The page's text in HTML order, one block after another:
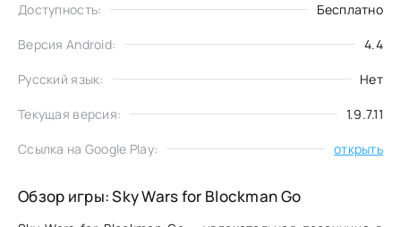
Доступность: Бесплатно
Версия Android: 4.4
Русский язык: Нет
Текущая версия: 1.9.7.11
Ссылка на Google Play: открыть
Обзор игры: Sky Wars for Blockman Go